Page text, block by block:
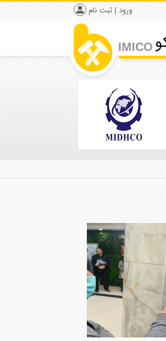
ورود | ثبت نام
IMICO